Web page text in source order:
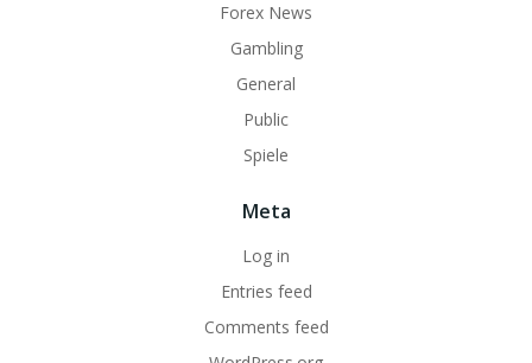
Forex News
Gambling
General
Public
Spiele
Meta
Log in
Entries feed
Comments feed